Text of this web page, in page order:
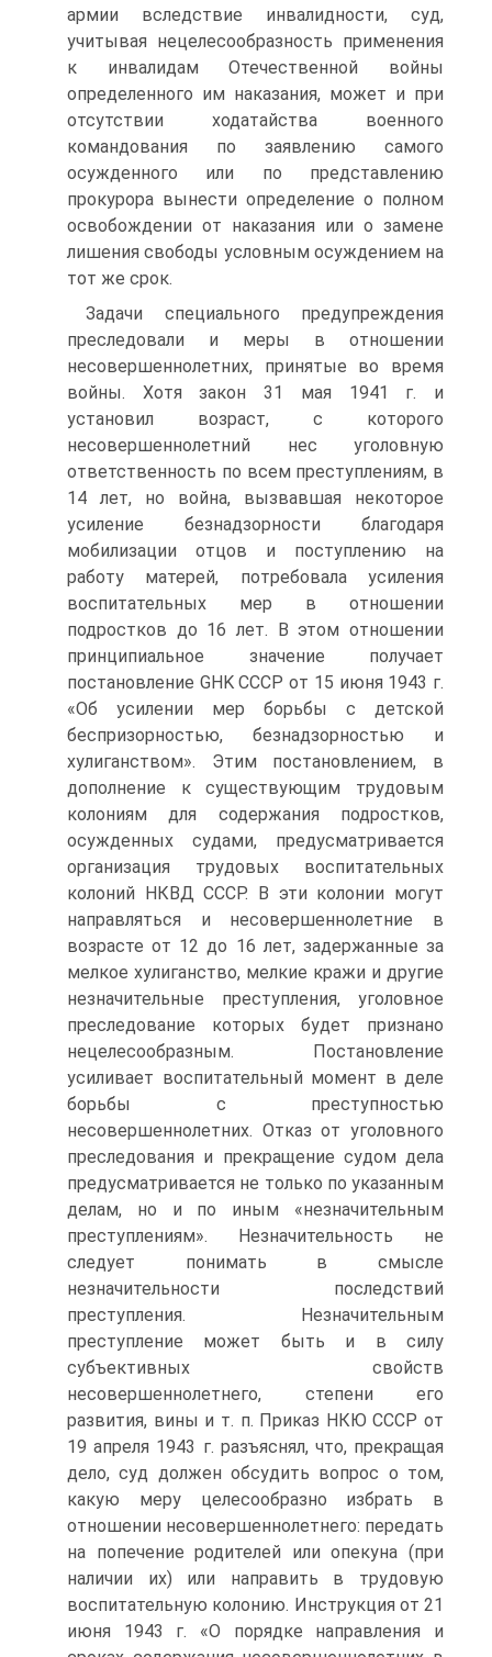
армии вследствие инвалидности, суд,
учитывая нецелесообразность применения
к инвалидам Отечественной войны
определенного им наказания, может и при
отсутствии ходатайства военного
командования по заявлению самого
осужденного или по представлению
прокурора вынести определение о полном
освобождении от наказания или о замене
лишения свободы условным осуждением на
тот же срок.
Задачи специального предупреждения
преследовали и меры в отношении
несовершеннолетних, принятые во время
войны. Хотя закон 31 мая 1941 г. и
установил возраст, с которого
несовершеннолетний нес уголовную
ответственность по всем преступлениям, в
14 лет, но война, вызвавшая некоторое
усиление безнадзорности благодаря
мобилизации отцов и поступлению на
работу матерей, потребовала усиления
воспитательных мер в отношении
подростков до 16 лет. В этом отношении
принципиальное значение получает
постановление GHK СССР от 15 июня 1943 г.
«Об усилении мер борьбы с детской
беспризорностью, безнадзорностью и
хулиганством». Этим постановлением, в
дополнение к существующим трудовым
колониям для содержания подростков,
осужденных судами, предусматривается
организация трудовых воспитательных
колоний НКВД СССР. В эти колонии могут
направляться и несовершеннолетние в
возрасте от 12 до 16 лет, задержанные за
мелкое хулиганство, мелкие кражи и другие
незначительные преступления, уголовное
преследование которых будет признано
нецелесообразным. Постановление
усиливает воспитательный момент в деле
борьбы с преступностью
несовершеннолетних. Отказ от уголовного
преследования и прекращение судом дела
предусматривается не только по указанным
делам, но и по иным «незначительным
преступлениям». Незначительность не
следует понимать в смысле
незначительности последствий
преступления. Незначительным
преступление может быть и в силу
субъективных свойств
несовершеннолетнего, степени его
развития, вины и т. п. Приказ НКЮ СССР от
19 апреля 1943 г. разъяснял, что, прекращая
дело, суд должен обсудить вопрос о том,
какую меру целесообразно избрать в
отношении несовершеннолетнего: передать
на попечение родителей или опекуна (при
наличии их) или направить в трудовую
воспитательную колонию. Инструкция от 21
июня 1943 г. «О порядке направления и